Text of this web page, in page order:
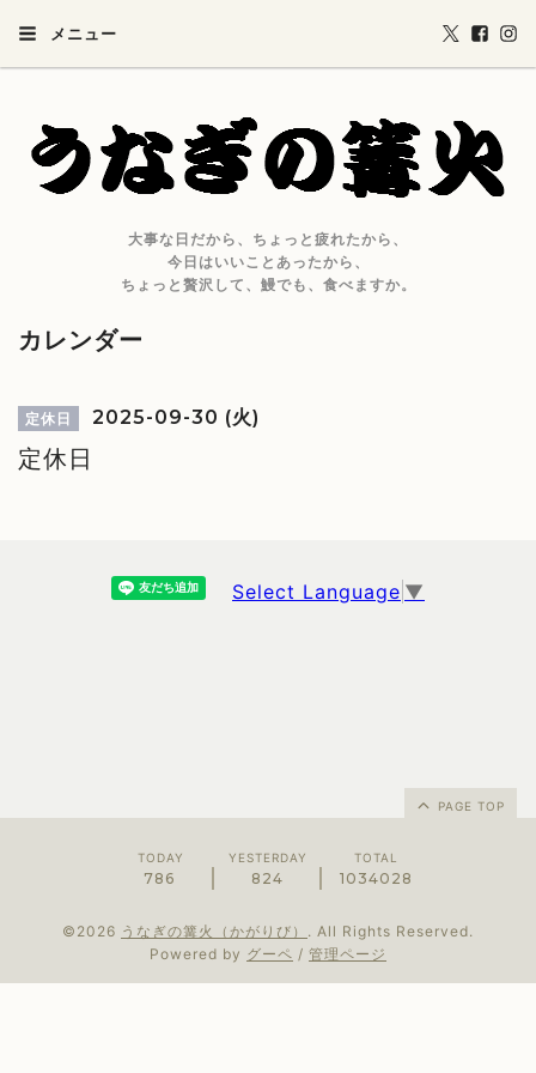
メニュー
大事な日だから、ちょっと疲れたから、
今日はいいことあったから、
ちょっと贅沢して、鰻でも、食べますか。
カレンダー
定休日 2025-09-30 (火)
定休日
Select Language ▼
PAGE TOP
TODAY
786
YESTERDAY
824
TOTAL
1034028
©2026 うなぎの篝火（かがりび） . All Rights Reserved.
Powered by グーペ / 管理ページ